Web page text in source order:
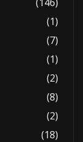
(1)
(7)
(1)
(2)
(8)
(2)
(18)